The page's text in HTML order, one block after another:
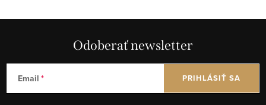
Odoberať newsletter
Email PRIHLÁSIŤ SA